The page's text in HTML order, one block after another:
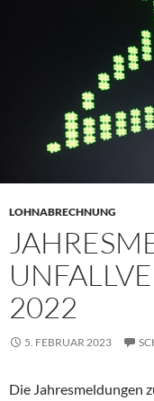
LOHNABRECHNUNG
2022
5. FEBRUAR 2023
Die Jahresmeldungen